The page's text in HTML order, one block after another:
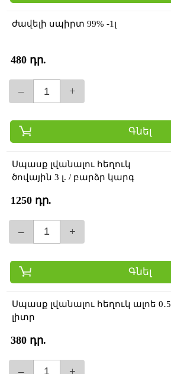
ժավելի սպիրտ 99% -1լ
480 դր.
– +
Գնել
Սպասք լվանալու հեղուկ
ծովային 3 լ. / բարձր կարգ
1250 դր.
– +
Գնել
Սպասք լվանալու հեղուկ ալոե 0․5
լիտր
380 դր.
– +